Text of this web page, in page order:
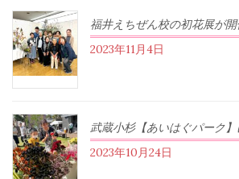
福井えちぜん校の初花展が
2023年11月4日
武蔵小杉【あいはぐパーク
2023年10月24日